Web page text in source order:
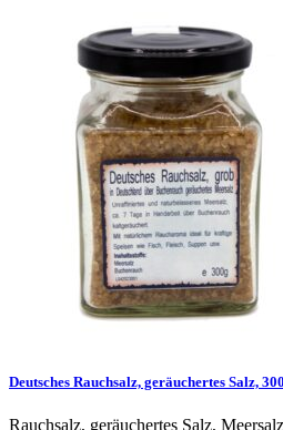
Deutsches Rauchsalz, geräuchertes Salz,
Rauchsalz, geräuchertes Salz,